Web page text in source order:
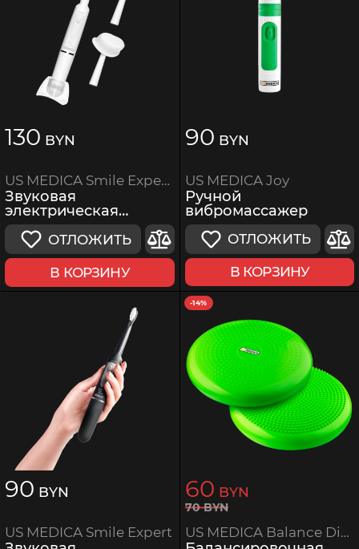
130 BYN
US MEDICA Smile Expert Plus
Звуковая
электрическая
зубная щетка 3 в 1
ОТЛОЖИТЬ
В КОРЗИНУ
90 BYN
US MEDICA Joy
Ручной
вибромассажер
ОТЛОЖИТЬ
В КОРЗИНУ
90 BYN
US MEDICA Smile Expert
-14%
60 BYN
70BYN
US MEDICA Balance Disk